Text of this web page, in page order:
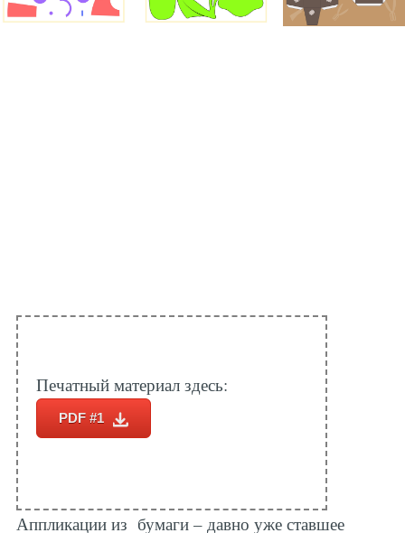
Печатный материал здесь:
PDF #1
Аппликации из бумаги – давно уже ставшее